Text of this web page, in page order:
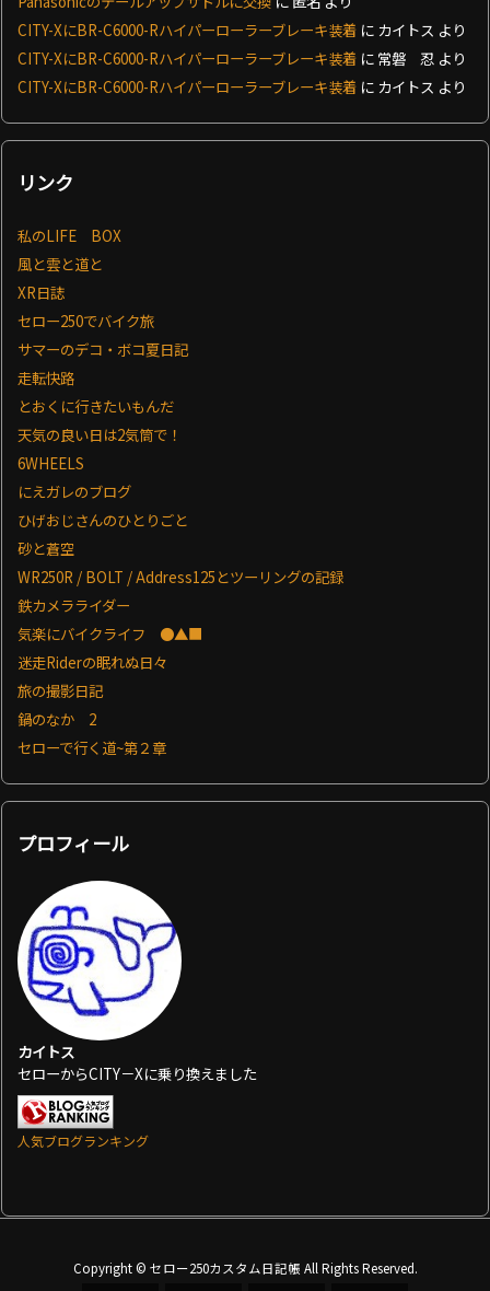
CITY-XにBR-C6000-Rハイパーローラーブレーキ装着 に カイトス より
CITY-XにBR-C6000-Rハイパーローラーブレーキ装着 に 常磐 忍 より
CITY-XにBR-C6000-Rハイパーローラーブレーキ装着 に カイトス より
リンク
私のLIFE BOX
風と雲と道と
XR日誌
セロー250でバイク旅
サマーのデコ・ボコ夏日記
走転快路
とおくに行きたいもんだ
天気の良い日は2気筒で！
6WHEELS
にえガレのブログ
ひげおじさんのひとりごと
砂と蒼空
WR250R / BOLT / Address125とツーリングの記録
鉄カメラライダー
気楽にバイクライフ ●▲■
迷走Riderの眠れぬ日々
旅の撮影日記
鍋のなか 2
セローで行く道~第２章
プロフィール
カイトス
セローからCITY－Xに乗り換えました
人気ブログランキング
Copyright © セロー250カスタム日記帳 All Rights Reserved.